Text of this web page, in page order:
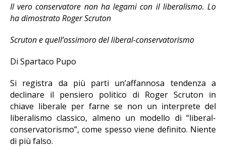
Il vero conservatore non ha legami con il liberalismo. Lo
ha dimostrato Roger Scruton
Scruton e quell’ossimoro del liberal-conservatorismo
Di Spartaco Pupo
Si registra da più parti un’affannosa tendenza a
declinare il pensiero politico di Roger Scruton in
chiave liberale per farne se non un interprete del
liberalismo classico, almeno un modello di “liberal-
conservatorismo”, come spesso viene definito. Niente
di più falso.